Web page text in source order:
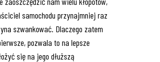
samochodu przynajmniej raz
szwankować. Dlaczego zatem
pozwala to na lepsze
się na jego dłuższą